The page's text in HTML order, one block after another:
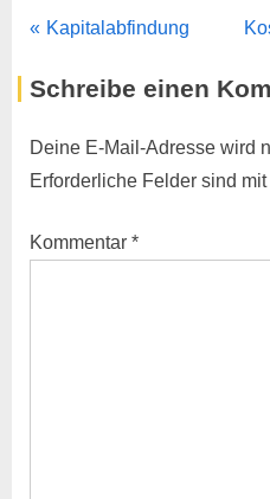
P
e
i
o
s
Kapitalabfindung
N
x
P
o
t
Schreibe einen
Deine E-Mail-Adresse wird
Erforderliche Felder sind mit
Kommentar *